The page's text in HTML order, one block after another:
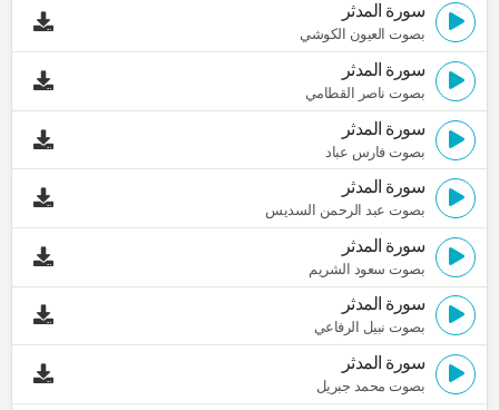
سورة المدثر
بصوت العيون الكوشي
سورة المدثر
بصوت ناصر القطامي
سورة المدثر
بصوت فارس عباد
سورة المدثر
بصوت عبد الرحمن السديس
سورة المدثر
بصوت سعود الشريم
سورة المدثر
بصوت نبيل الرفاعي
سورة المدثر
بصوت محمد جبريل